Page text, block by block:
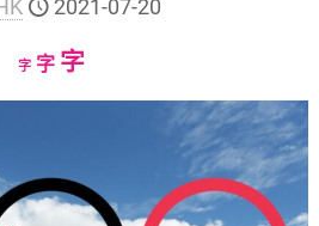
2021-07-20
字Decrease
字Reset
字Increase